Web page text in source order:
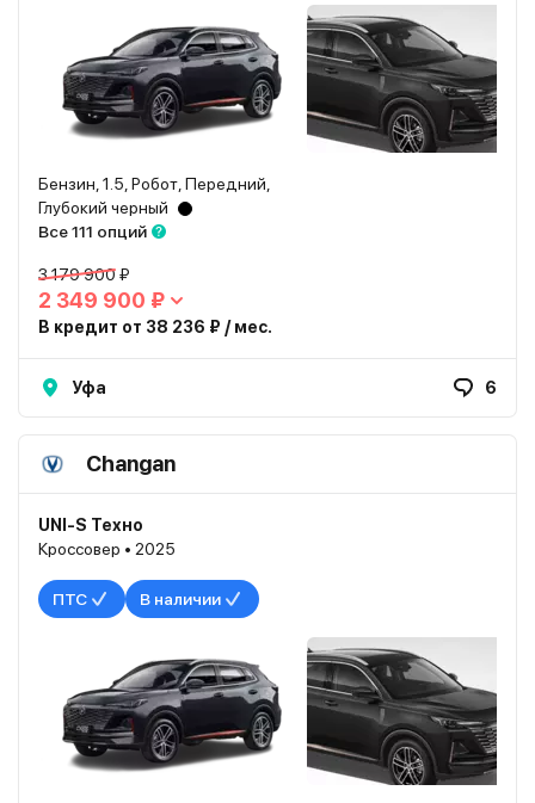
Бензин, 1.5, Робот, Передний,
Глубокий черный
Все 111 опций
3 179 900 ₽
2 349 900 ₽
В кредит от 38 236 ₽ / мес.
Уфа 6
Changan
UNI-S Техно
Кроссовер • 2025
ПТС В наличии